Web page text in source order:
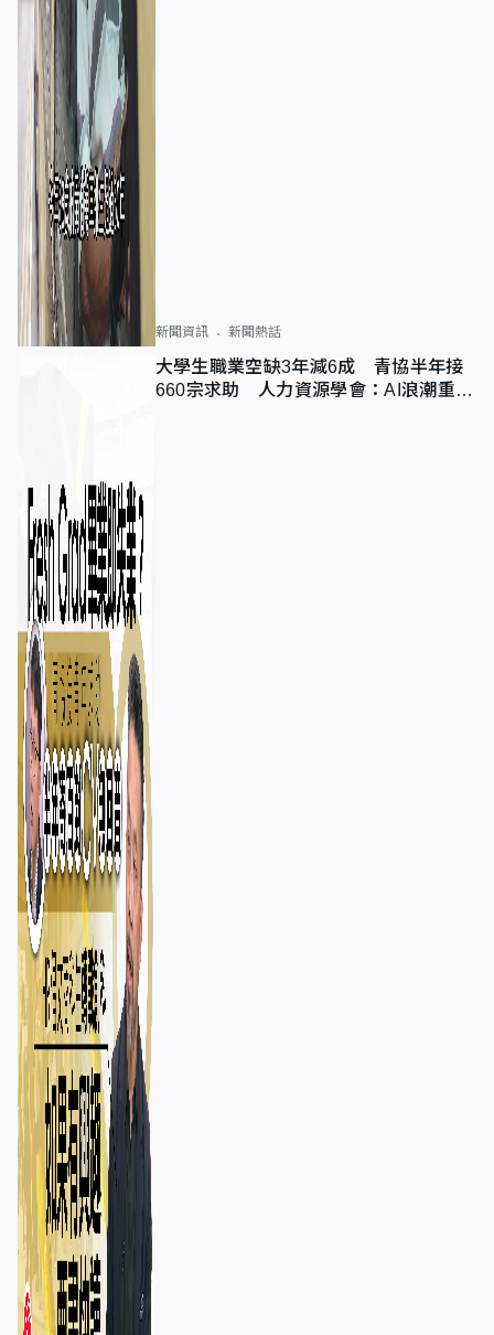
新聞資訊 新聞熱話
大學生職業空缺3年減6成 青協半年接
660宗求助 人力資源學會：AI浪潮重整